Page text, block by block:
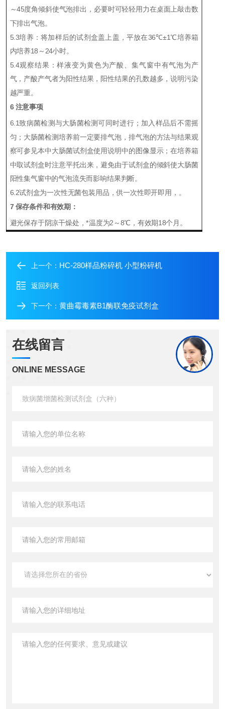
～45度角倾斜使气泡排出，必要时可轻轻用力在桌面上敲击数
下排出气泡。
5.3培养：将加样后的试剂盒盖上盖，平放在36℃±1℃培养箱
内培养18 ～ 24小时。
5.4观察结果：样液变为黄色为产酸、集气窗中有气泡为产
气，产酸产气者为阳性结果，阳性结果的孔数越多，说明污染
越严重。
6注意事项
6.1致病菌检测与大肠菌检测可同时进行；加入样品后不需摇
匀；大肠菌检测培养前一定要排气泡，排气泡的方法与结果观
察可参见本中大肠菌试剂盒使用说明中的图像显示；在培养箱
中取试剂盒时注意平托出来，避免由于试剂盒的倾斜使大肠菌
阳性集气窗中的气泡流失而影响结果判断。
6.2试剂盒为一次性无菌包装用品，供一次性即开即用，。
7保存条件和有效期：
避光保存于阴凉干燥处，*温度为2 ～8℃ ，有效期18个月。
上一个： HC-280样品粉碎机 小型粉碎机
返回列表
下一个： 黄曲霉毒素B1酶联免疫试剂盒
在线留言
ONLINE MESSAGE